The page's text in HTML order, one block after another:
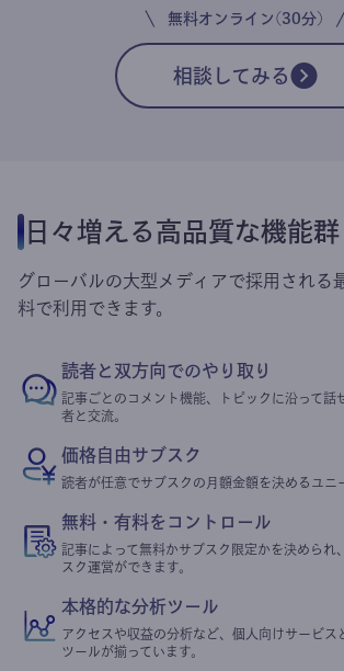
無料オンライン(30分)
相談してみる
日々増える高品質な機能群
グローバルの大型メディアで採用される
料で利用できます。
読者と双方向でのやり取り
記事ごとのコメント機能、トピックに沿って話
者と交流。
価格自由サブスク
読者が任意でサブスクの月額金額を決めるユニ
無料・有料をコントロール
記事によって無料かサブスク限定かを決められ
スク運営ができます。
本格的な分析ツール
アクセスや収益の分析など、個人向けサービス
ツールが揃っています。